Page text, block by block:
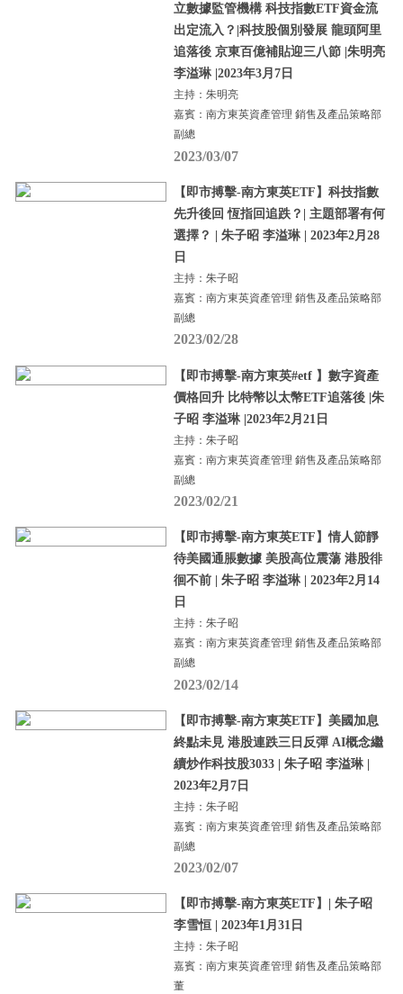
立數據監管機構 科技指數ETF資金流
出定流入？|科技股個別發展 龍頭阿里
追落後 京東百億補貼迎三八節 |朱明亮
李溢琳 |2023年3月7日
主持：朱明亮
嘉賓：南方東英資產管理 銷售及產品策略部
副總
2023/03/07
【即市搏擊-南方東英ETF】科技指數
先升後回 恆指回追跌？| 主題部署有何
選擇？ | 朱子昭 李溢琳 | 2023年2月28
日
主持：朱子昭
嘉賓：南方東英資產管理 銷售及產品策略部
副總
2023/02/28
【即市搏擊-南方東英#etf 】數字資產
價格回升 比特幣以太幣ETF追落後 |朱
子昭 李溢琳 |2023年2月21日
主持：朱子昭
嘉賓：南方東英資產管理 銷售及產品策略部
副總
2023/02/21
【即市搏擊-南方東英ETF】情人節靜
待美國通脹數據 美股高位震蕩 港股徘
徊不前 | 朱子昭 李溢琳 | 2023年2月14
日
主持：朱子昭
嘉賓：南方東英資產管理 銷售及產品策略部
副總
2023/02/14
【即市搏擊-南方東英ETF】美國加息
終點未見 港股連跌三日反彈 AI概念繼
續炒作科技股3033 | 朱子昭 李溢琳 |
2023年2月7日
主持：朱子昭
嘉賓：南方東英資產管理 銷售及產品策略部
副總
2023/02/07
【即市搏擊-南方東英ETF】| 朱子昭
李雪恒 | 2023年1月31日
主持：朱子昭
嘉賓：南方東英資產管理 銷售及產品策略部
董